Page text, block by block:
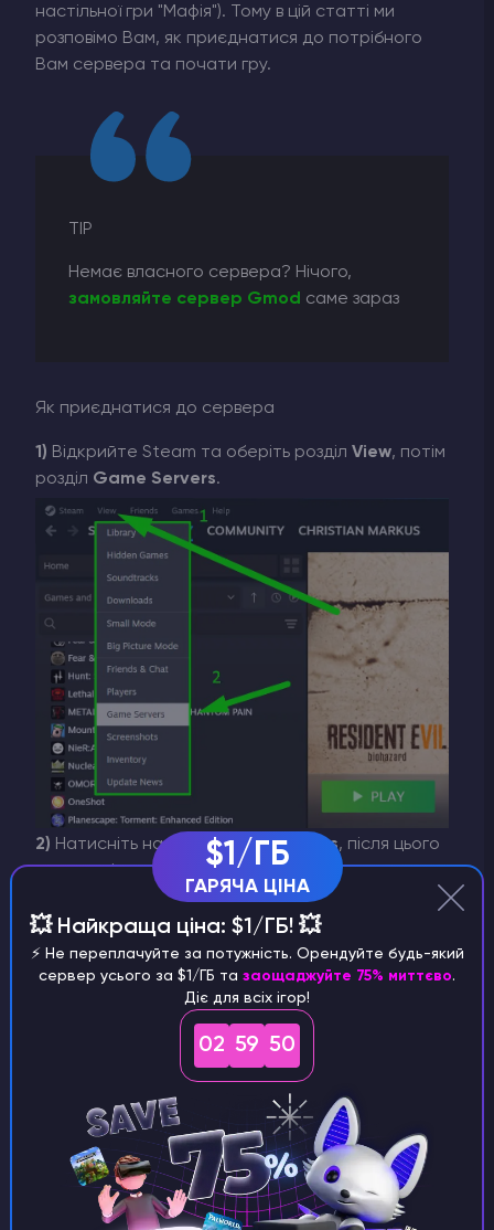
настільної гри "Мафія"). Тому в цій статті ми
розповімо Вам, як приєднатися до потрібного
Вам сервера та почати гру.
TIP
Немає власного сервера? Нічого,
замовляйте сервер Gmod саме зараз
Як приєднатися до сервера
1) Відкрийте Steam та оберіть розділ View, потім
розділ Game Servers.
2) Натисніть на категоріюFavorites, після цього
на+, щоб додати сервер.
Впишіть IP адрессервера та натисніть OK.
$1/ГБ
ГАРЯЧА ЦІНА
💥 Найкраща ціна: $1/ГБ! 💥
⚡️ Не переплачуйте за потужність. Орендуйте будь-який
сервер усього за $1/ГБ та заощаджуйте 75% миттєво.
Діє для всіх ігор!
02 59 50